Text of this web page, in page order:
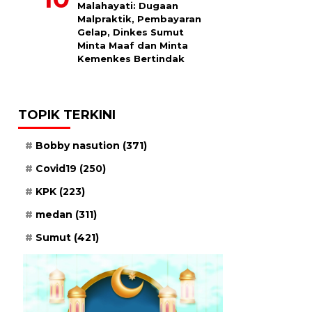
Malahayati: Dugaan
Malpraktik, Pembayaran
Gelap, Dinkes Sumut
Minta Maaf dan Minta
Kemenkes Bertindak
TOPIK TERKINI
Bobby nasution (371)
Covid19 (250)
KPK (223)
medan (311)
Sumut (421)